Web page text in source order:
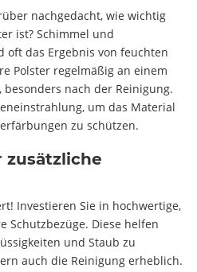
nachgedacht, wie wichtig
ist? Schimmel und
oft das Ergebnis von feuchten
Polster regelmäßig an einem
nach der Reinigung.
um das Material
zu schützen.
zusätzliche
Investieren Sie in hochwertige,
Schutzbezüge. Diese helfen
und Staub zu
auch die Reinigung erheblich.